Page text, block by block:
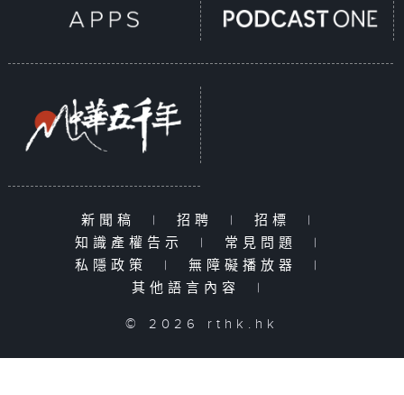
新聞稿 | 招聘 | 招標
|
知識產權告示
| 常見問題
|
私隱政策
| 無障礙播放器
|
其他語言內容
|
© 2026 rthk.hk